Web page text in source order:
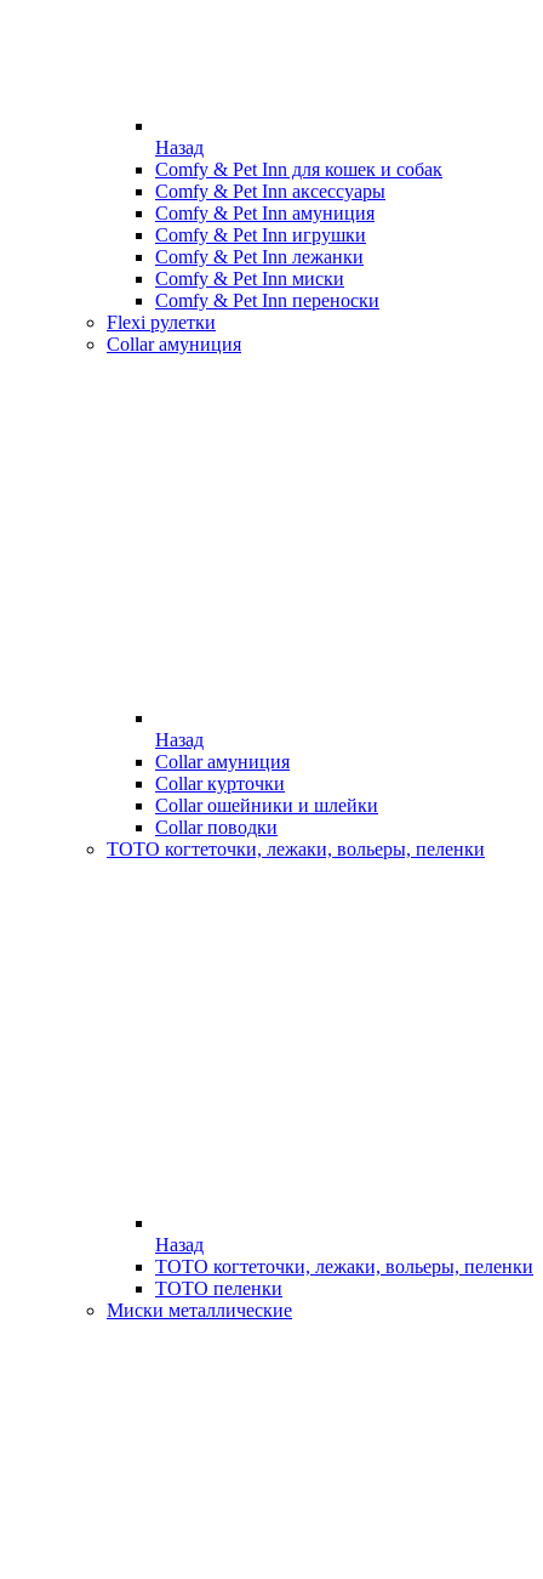
Назад
Comfy & Pet Inn для кошек и собак
Comfy & Pet Inn аксессуары
Comfy & Pet Inn амуниция
Comfy & Pet Inn игрушки
Comfy & Pet Inn лежанки
Comfy & Pet Inn миски
Comfy & Pet Inn переноски
Flexi рулетки
Collar амуниция
Назад
Collar амуниция
Collar курточки
Collar ошейники и шлейки
Collar поводки
ТОТО когтеточки, лежаки, вольеры, пеленки
Назад
ТОТО когтеточки, лежаки, вольеры, пеленки
ТОТО пеленки
Миски металлические